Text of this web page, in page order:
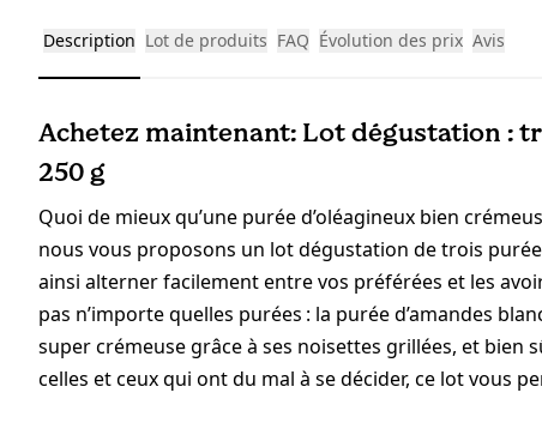
Description Lot de produits FAQ Évolution des prix Avis
Achetez maintenant: Lot dégustation :
250 g
Quoi de mieux qu’une purée d’oléagineux bien
nous vous proposons un lot dégustation de trois
ainsi alterner facilement entre vos préférées et les
pas n’importe quelles purées : la purée d’amandes
super crémeuse grâce à ses noisettes grillées, et bien
celles et ceux qui ont du mal à se décider, ce lot vous